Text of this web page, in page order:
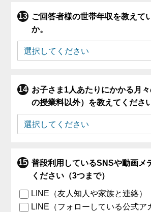
ご回答者様の世帯年収を教えて
か。
お子さま1人あたりにかかる月
の授業料以外）を教えてくださ
普段利用しているSNSや動画メ
ください（3つまで）
LINE（友人知人や家族と連絡）
LINE（フォローしている公式ア